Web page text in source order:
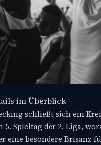
im Überblick
schließt sich ein
Spieltag der 2. Liga,
eine besondere Brisanz